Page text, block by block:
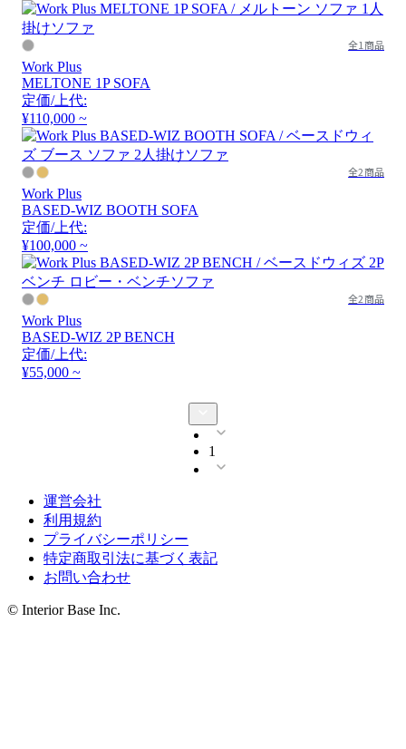
全1商品
Work Plus
MELTONE 1P SOFA
定価/上代:
¥110,000 ~
全2商品
Work Plus
BASED-WIZ BOOTH SOFA
定価/上代:
¥100,000 ~
全2商品
Work Plus
BASED-WIZ 2P BENCH
定価/上代:
¥55,000 ~
1
運営会社
利用規約
プライバシーポリシー
特定商取引法に基づく表記
お問い合わせ
© Interior Base Inc.